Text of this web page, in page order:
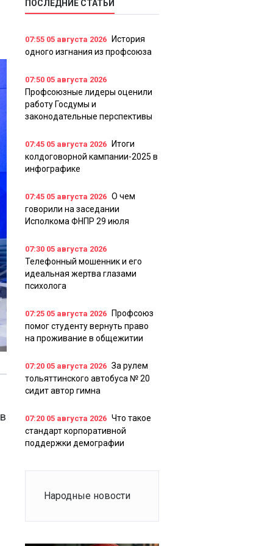
ПОСЛЕДНИЕ СТАТЬИ
07:55 05 августа 2026
История
одного изгнания из профсоюза
07:50 05 августа 2026
Профсоюзные лидеры оценили
работу Госдумы и
законодательные перспективы
07:45 05 августа 2026
Итоги
колдоговорной кампании-2025 в
инфографике
07:45 05 августа 2026 О чем
говорили на заседании
Исполкома ФНПР 29 июля
07:30 05 августа 2026
Телефонный мошенник и его
идеальная жертва глазами
психолога
07:25 05 августа 2026
Профсоюз
помог студенту вернуть право
на проживание в общежитии
07:20 05 августа 2026 За рулем
тольяттинского автобуса № 20
сидит автор гимна
07:20 05 августа 2026 Что такое
стандарт корпоративной
поддержки демографии
Народные новости